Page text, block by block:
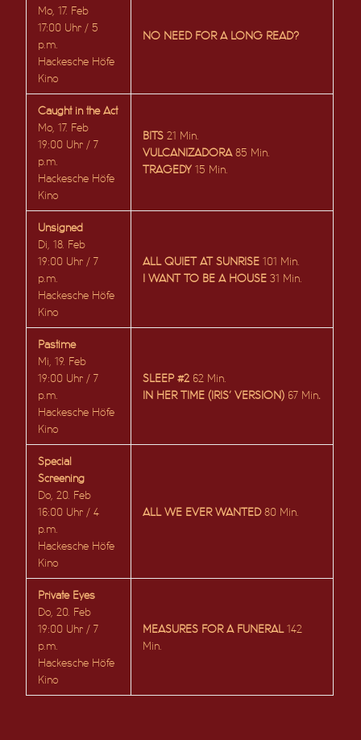
Mo, 17. Feb
17:00 Uhr / 5
p.m.
Hackesche Höfe
Kino
NO NEED FOR A LONG READ?
Caught in the Act
Mo, 17. Feb
19:00 Uhr / 7
p.m.
Hackesche Höfe
Kino
BITS21 Min.
VULCANIZADORA85 Min.
TRAGEDY 15 Min.
Unsigned
Di, 18. Feb
19:00 Uhr / 7
p.m.
Hackesche Höfe
Kino
ALL QUIET AT SUNRISE101 Min.
I WANT TO BE A HOUSE31 Min.
Pastime
Mi, 19. Feb
19:00 Uhr / 7
p.m.
Hackesche Höfe
Kino
SLEEP #2 62 Min.
IN HER TIME (IRIS’ VERSION) 67 Min
Special
Screening
Do, 20. Feb
16:00 Uhr / 4
p.m.
Hackesche Höfe
Kino
ALL WE EVER WANTED80 Min.
Private Eyes
Do, 20. Feb
19:00 Uhr / 7
p.m.
Hackesche Höfe
Kino
MEASURES FOR A FUNERAL142
Min.